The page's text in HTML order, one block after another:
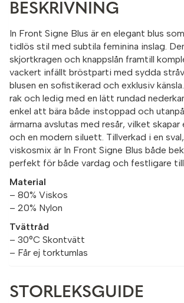
BESKRIVNING
In Front Signe Blus är en elegant blus
tidlös stil med subtila feminina inslag.
skjortkragen och knappslån framtill
vackert infällt bröstparti med sydda
blusen en sofistikerad och exklusiv
rak och ledig med en lätt rundad
enkel att bära både instoppad och
ärmarna avslutas med resår, vilket skapar
och en modern siluett. Tillverkad i en
viskosmix är In Front Signe Blus både
perfekt för både vardag och festligare
Material
– 80% Viskos
– 20% Nylon
Tvättråd
– 30°C Skontvätt
– Får ej torktumlas
STORLEKSGUIDE